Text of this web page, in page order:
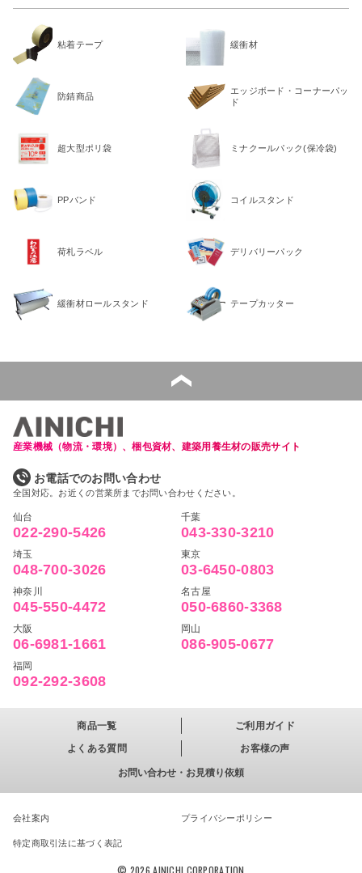
粘着テープ 緩衝材
防錆商品
エッジボード・コーナーパッ
ド
超大型ポリ袋 ミナクールパック(保冷袋)
PPバンド コイルスタンド
荷札ラベル デリバリーパック
緩衝材ロールスタンド テープカッター
産業機械（物流・環境）、梱包資材、建築用養生材の販売サイト
お電話でのお問い合わせ
全国対応。お近くの営業所までお問い合わせください。
仙台
022-290-5426
千葉
043-330-3210
埼玉
048-700-3026
東京
03-6450-0803
神奈川
045-550-4472
名古屋
050-6860-3368
大阪
06-6981-1661
岡山
086-905-0677
福岡
092-292-3608
商品一覧
ご利用ガイド
よくある質問
お客様の声
お問い合わせ・お見積り依頼
会社案内 プライバシーポリシー
特定商取引法に基づく表記
© 2026 AINICHI CORPORATION